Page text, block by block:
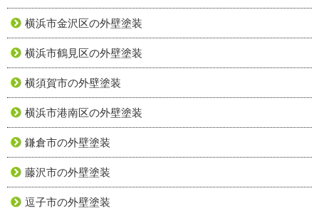
横浜市金沢区の外壁塗装
横浜市鶴見区の外壁塗装
横須賀市の外壁塗装
横浜市港南区の外壁塗装
鎌倉市の外壁塗装
藤沢市の外壁塗装
逗子市の外壁塗装